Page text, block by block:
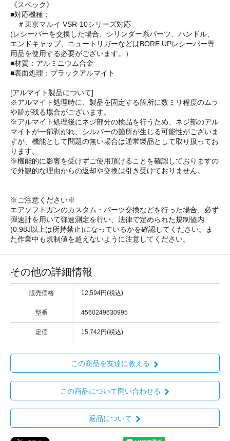
《スペック》
■対応機種：
＃東京マルイ VSR-10シリーズ対応
(レシーバーを交換した場合、シリンダー系パーツ、ハンドル、
エンドキャップ、ニュートリガーなどはBORE UPレシーバー専
用品を使用する必要がございます。）
■材質：アルミニウム合金
■表面処理：ブラックアルマイト
[アルマイト製品について]
※アルマイト処理時に、製品を固定する箇所に数ミリ程度のムラ
や跡が残る場合がございます。
※アルマイト処理後にネジ部分の検品を行うため、ネジ部のアル
マイトが一部剥がれ、シルバーの箇所が生じる可能性がございま
すが、機能として問題の無い場合は通常製品として取り扱ってお
ります。
※機能的に影響を受けずご使用頂けることを確認しておりますの
で外観的な理由からの返却や交換は引き受けておりません。
※ご注意ください※
エアソフトガンのカスタム・パーツ交換などを行った場合、必ず
弾速計を用いて弾速測定を行い、法律で定められた規制値内
(0.98J以上は所持禁止)になっているかを確認してください。ま
た作業中も規制値を超えないように注意してください。
その他の詳細情報
販売価格 12,594円(税込)
型番 4560249630995
定価 15,742円(税込)
この商品を友達に教える
この商品について問い合わせる
返品について